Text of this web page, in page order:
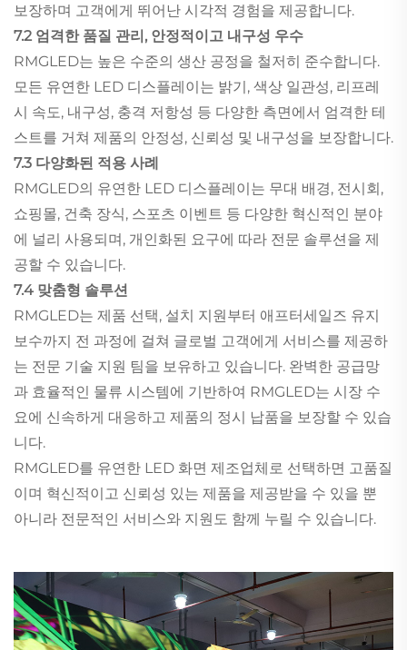
보장하며 고객에게 뛰어난 시각적 경험을 제공합니다.
7.2 엄격한 품질 관리, 안정적이고 내구성 우수
RMGLED는 높은 수준의 생산 공정을 철저히 준수합니다.
모든 유연한 LED 디스플레이는 밝기, 색상 일관성, 리프레
시 속도, 내구성, 충격 저항성 등 다양한 측면에서 엄격한 테
스트를 거쳐 제품의 안정성, 신뢰성 및 내구성을 보장합니다.
7.3 다양화된 적용 사례
RMGLED의 유연한 LED 디스플레이는 무대 배경, 전시회,
쇼핑몰, 건축 장식, 스포츠 이벤트 등 다양한 혁신적인 분야
에 널리 사용되며, 개인화된 요구에 따라 전문 솔루션을 제
공할 수 있습니다.
7.4 맞춤형 솔루션
RMGLED는 제품 선택, 설치 지원부터 애프터세일즈 유지
보수까지 전 과정에 걸쳐 글로벌 고객에게 서비스를 제공하
는 전문 기술 지원 팀을 보유하고 있습니다. 완벽한 공급망
과 효율적인 물류 시스템에 기반하여 RMGLED는 시장 수
요에 신속하게 대응하고 제품의 정시 납품을 보장할 수 있습
니다.
RMGLED를 유연한 LED 화면 제조업체로 선택하면 고품질
이며 혁신적이고 신뢰성 있는 제품을 제공받을 수 있을 뿐
아니라 전문적인 서비스와 지원도 함께 누릴 수 있습니다.